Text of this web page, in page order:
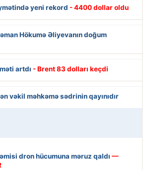
yeni rekord - 4400 dollar oldu
Hökumə Əliyevanın doğum
artdı - Brent 83 dolları keçdi
vəkil məhkəmə sədrinin qayınıdır
dron hücumuna məruz qaldı —